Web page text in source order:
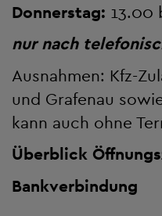
Donnerstag: 13.00
nur nach
Ausnahmen: Kfz-
und Grafenau
kann auch ohne
Überblick
Bankverbindung